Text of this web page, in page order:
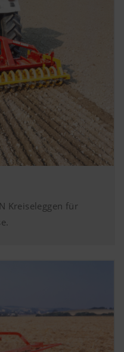
Kreiseleggen für